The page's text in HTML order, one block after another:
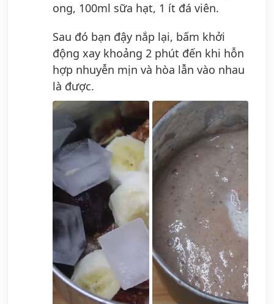
ong, 100ml sữa hạt, 1 ít đá viên.
Sau đó bạn đậy nắp lại, bấm khởi
động xay khoảng 2 phút đến khi hỗn
hợp nhuyễn mịn và hòa lẫn vào nhau
là được.